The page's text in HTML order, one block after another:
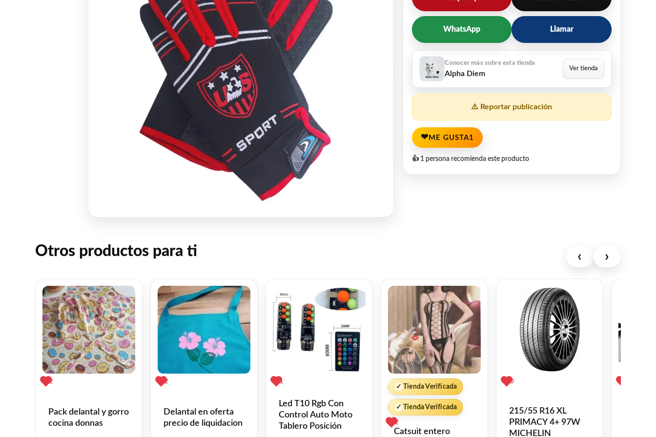
WhatsApp Llamar
Alpha Diem
⚠️ Reportar publicación
❤ ME GUSTA1
👍 1 persona recomienda este producto
Otros productos para ti ‹ ›
2
Pack delantal y gorro
cocina donnas
2
Delantal en oferta
precio de liquidacion
1
Led T10 Rgb Con
Control Auto Moto
Tablero Posición
✓ Tienda Verificada
✓ Tienda Verificada
2
Catsuit entero
0
215/55 R16 XL
PRIMACY 4+ 97W
MICHELIN